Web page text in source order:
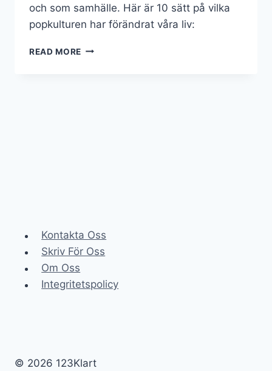
och som samhälle. Här är 10 sätt på vilka
popkulturen har förändrat våra liv:
READ MORE 10
Kontakta Oss
Skriv För Oss
Om Oss
Integritetspolicy
© 2026 123Klart